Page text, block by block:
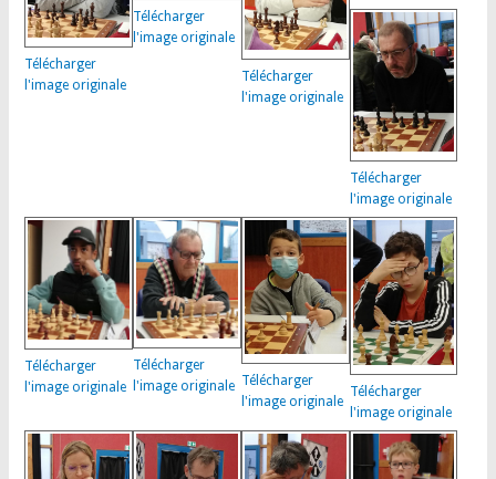
Télécharger
l'image originale
Télécharger
l'image originale
Télécharger
l'image originale
Télécharger
l'image originale
Télécharger
l'image originale
Télécharger
l'image originale Télécharger
l'image originale
Télécharger
l'image originale